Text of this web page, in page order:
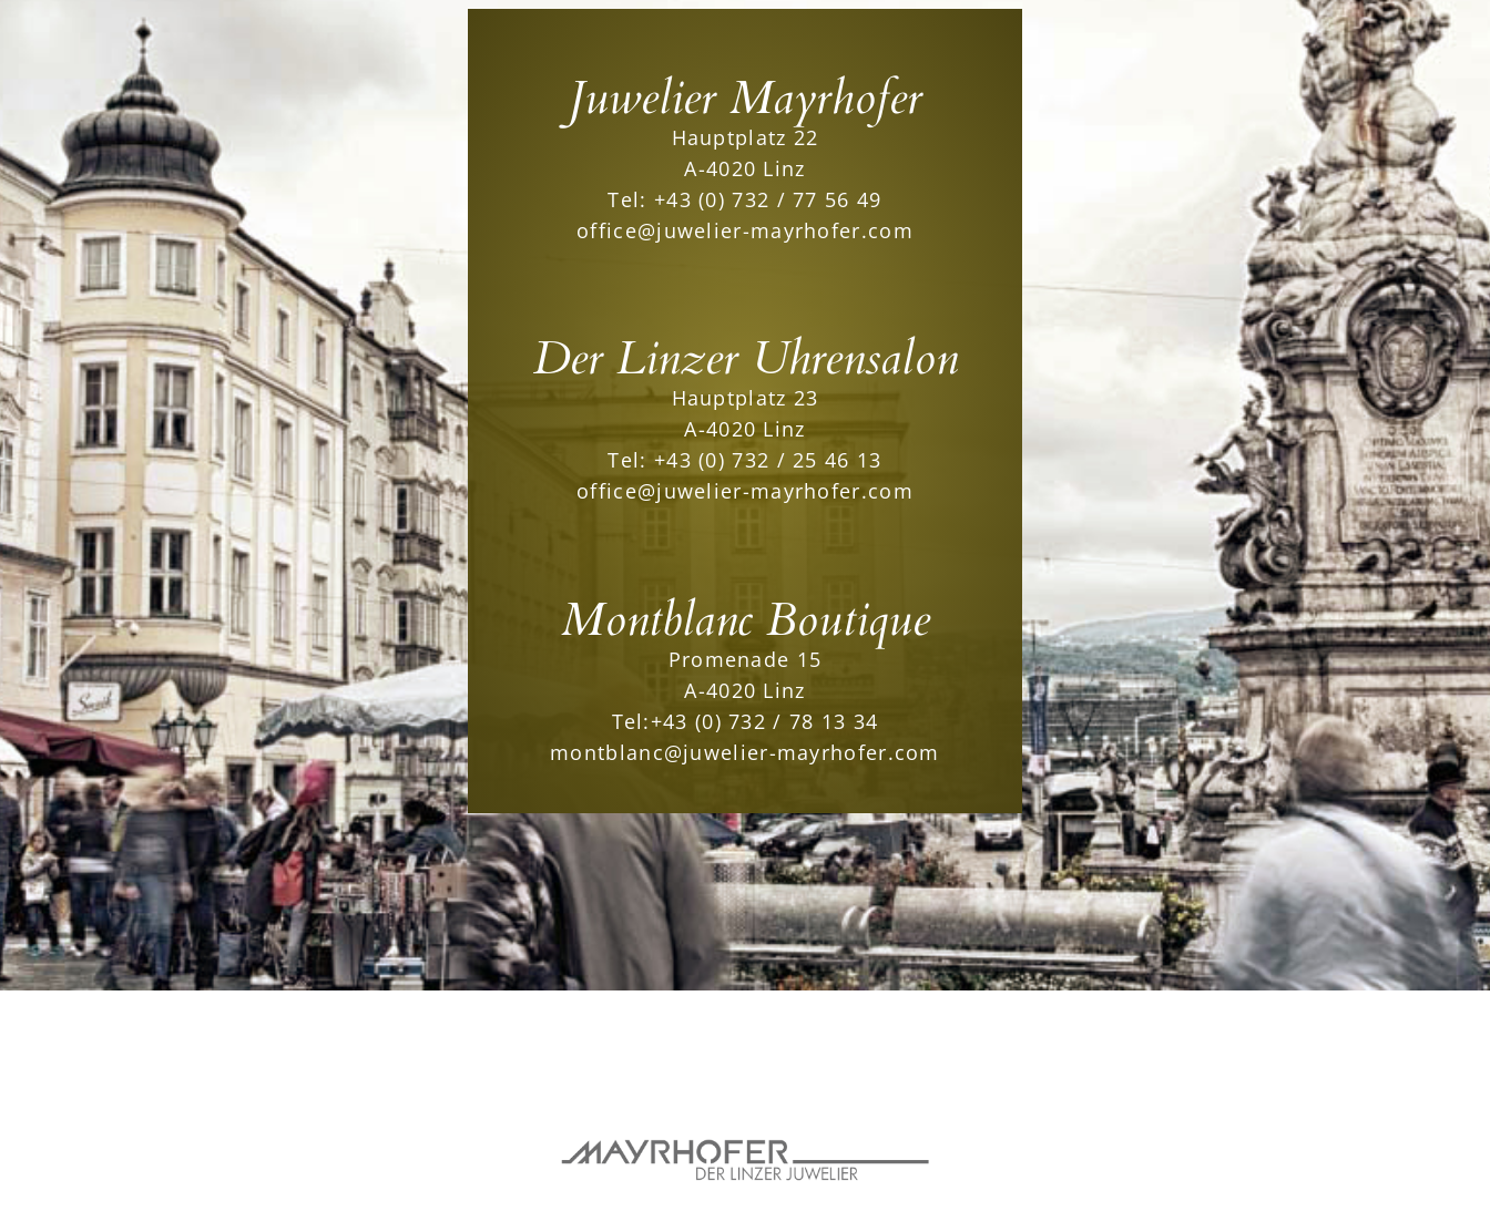
Juwelier Mayrhofer
Hauptplatz 22
A-4020 Linz
Tel: +43 (0) 732 / 77 56 49
office@juwelier-mayrhofer.com
Der Linzer Uhrensalon
Hauptplatz 23
A-4020 Linz
Tel: +43 (0) 732 / 25 46 13
office@juwelier-mayrhofer.com
Montblanc Boutique
Promenade 15
A-4020 Linz
Tel:+43 (0) 732 / 78 13 34
montblanc@juwelier-mayrhofer.com